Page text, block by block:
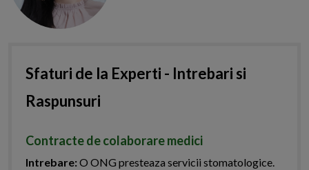
Sfaturi de la Experti - Intrebari si
Raspunsuri
Contracte de colaborare medici
Intrebare:O ONG presteaza servicii stomatologice.